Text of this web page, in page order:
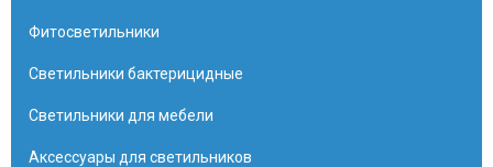
Фитосветильники
Светильники бактерицидные
Светильники для мебели
Аксессуары для светильников